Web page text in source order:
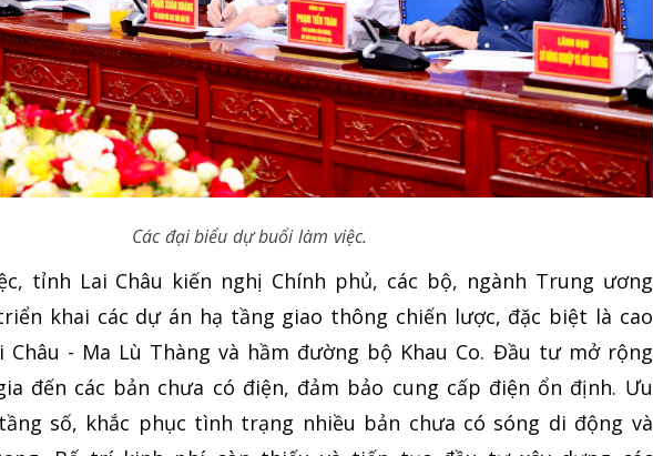
Các đại biểu dự buổi làm việc.
tỉnh Lai Châu kiến nghị Chính phủ, các bộ, ngành Trung ương
khai các dự án hạ tầng giao thông chiến lược, đặc biệt là cao
Châu - Ma Lù Thàng và hầm đường bộ Khau Co. Đầu tư mở rộng
đến các bản chưa có điện, đảm bảo cung cấp điện ổn định. Ưu
số, khắc phục tình trạng nhiều bản chưa có sóng di động và